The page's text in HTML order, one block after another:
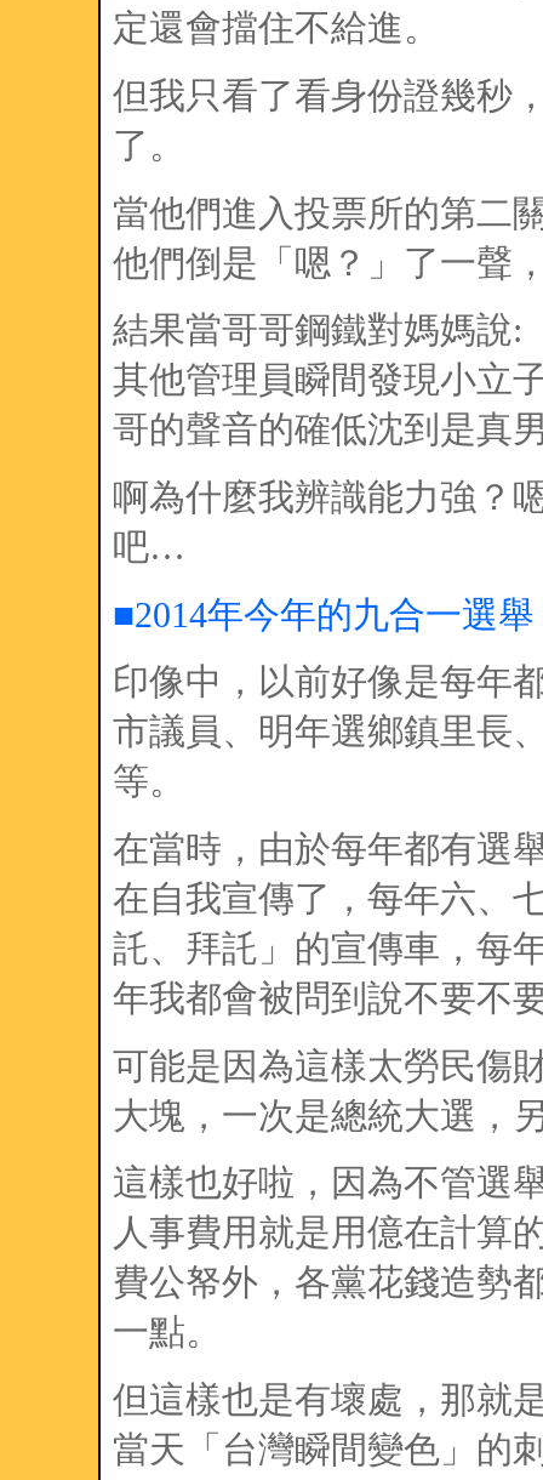
定還會擋住不給進。
但我只看了看身份證幾秒
了。
當他們進入投票所的第二
他們倒是「嗯？」了一聲
結果當哥哥鋼鐵對媽媽說:
其他管理員瞬間發現小立
哥的聲音的確低沈到是真
啊為什麼我辨識能力強？
吧…
■2014年今年的九合一選舉
印像中，以前好像是每年
市議員、明年選鄉鎮里長
等。
在當時，由於每年都有選
在自我宣傳了，每年六、
託、拜託」的宣傳車，每
年我都會被問到說不要不
可能是因為這樣太勞民傷
大塊，一次是總統大選，
這樣也好啦，因為不管選
人事費用就是用億在計算
費公帑外，各黨花錢造勢
一點。
但這樣也是有壞處，那就
當天「台灣瞬間變色」的